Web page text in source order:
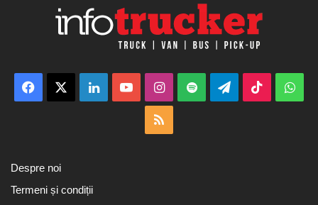
Facebook LinkedInYouTubeInstagram
Spotify TelegramTikTok
Despre noi
Termeni și condiții